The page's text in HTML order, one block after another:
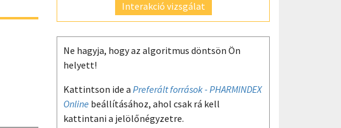
Interakció vizsgálat
Ne hagyja, hogy az algoritmus döntsön Ön
helyett!
Kattintson ide a Preferált források - PHARMINDEX
Online beállításához, ahol csak rá kell
kattintani a jelölőnégyzetre.